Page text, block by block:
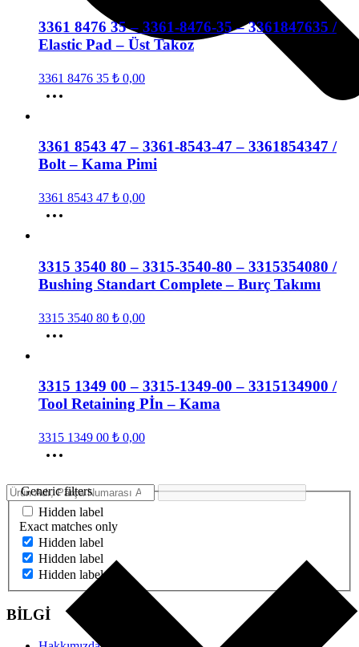
3361 8476 35 – 3361-8476-35 – 3361847635 /
Elastic Pad – Üst Takoz
3361 8476 35 ₺ 0,00
3361 8543 47 – 3361-8543-47 – 3361854347 /
Bolt – Kama Pimi
3361 8543 47 ₺ 0,00
3315 3540 80 – 3315-3540-80 – 3315354080 /
Bushing Standart Complete – Burç Takımı
3315 3540 80 ₺ 0,00
3315 1349 00 – 3315-1349-00 – 3315134900 /
Tool Retaining Pİn – Kama
3315 1349 00 ₺ 0,00
Generic filters
Hidden label
Exact matches only
Hidden label
Hidden label
Hidden label
BİLGİ